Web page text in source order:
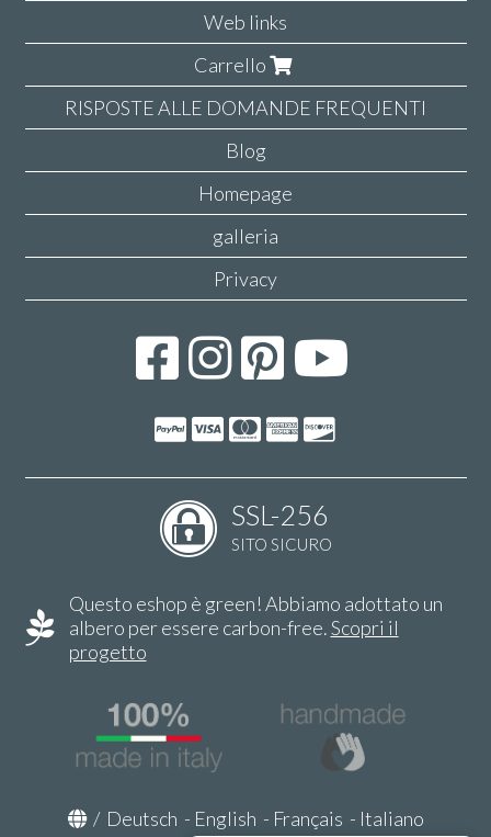
Web links
Carrello
RISPOSTE ALLE DOMANDE FREQUENTI
Blog
Homepage
galleria
Privacy
SSL-256
SITO SICURO
Questo eshop è green! Abbiamo adottato un
albero per essere carbon-free.Scopri il
progetto
/ Deutsch - English - Français - Italiano